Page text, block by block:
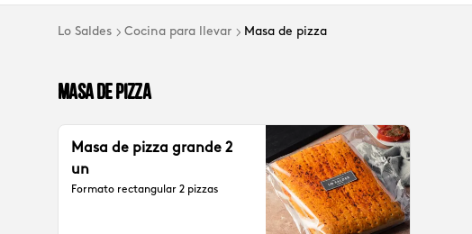
Lo Saldes Cocina para llevar Masa de pizza
Masa de pizza
Masa de pizza grande 2
un
Formato rectangular 2 pizzas